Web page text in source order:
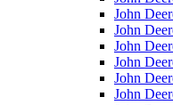
John
John
John
John
John
John